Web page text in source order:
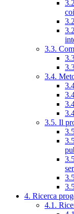
3.3.
3.4.
3.5. Il
4. Ricerca
4.1.